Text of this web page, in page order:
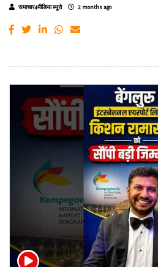
समाचार4मीडिया ब्यूरो 2 months ago